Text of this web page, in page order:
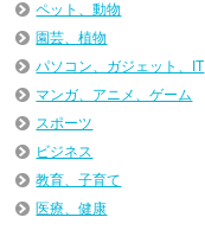
ペット、動物
園芸、植物
パソコン、ガジェット、IT
マンガ、アニメ、ゲーム
スポーツ
ビジネス
教育、子育て
医療、健康